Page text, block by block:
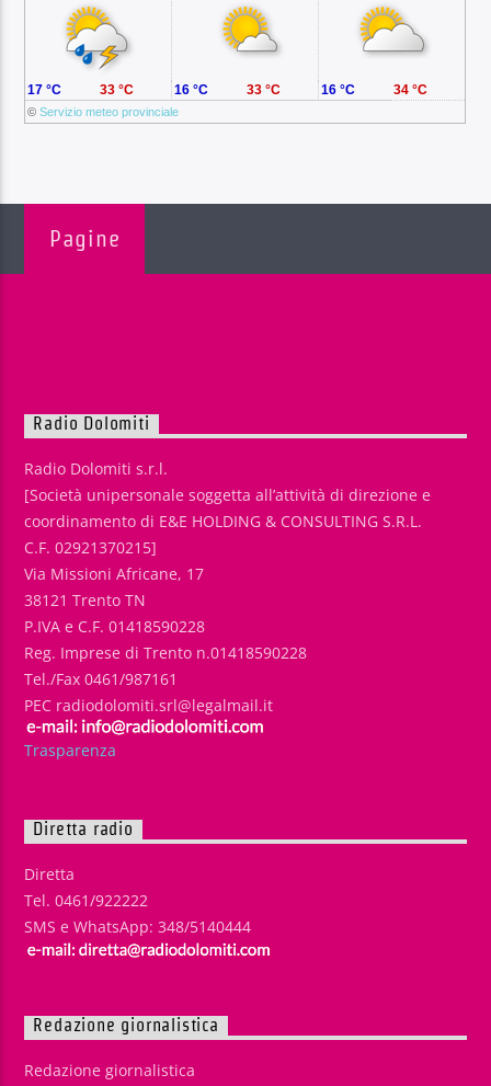
©Servizio meteo provinciale
17 °C 33 °C 16 °C 33 °C 16 °C 34 °C
Pagine
Radio Dolomiti
Radio Dolomiti s.r.l.
[Società unipersonale soggetta all’attività di direzione e
coordinamento di E&E HOLDING & CONSULTING S.R.L.
C.F. 02921370215]
Via Missioni Africane, 17
38121 Trento TN
P.IVA e C.F. 01418590228
Reg. Imprese di Trento n.01418590228
Tel./Fax 0461/987161
PEC radiodolomiti.srl@legalmail.it
Trasparenza
Diretta radio
Diretta
Tel. 0461/922222
SMS e WhatsApp: 348/5140444
Redazione giornalistica
Redazione giornalistica